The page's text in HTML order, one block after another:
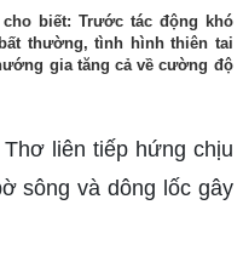
biết: Trước tác động khó
thường, tình hình thiên tai
gia tăng cả về cường độ
liên tiếp hứng chịu
sông và dông lốc gây